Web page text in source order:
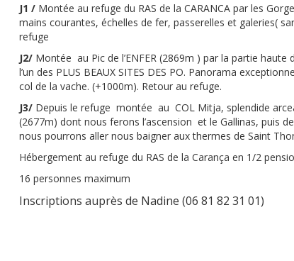
J1 /Montée au refuge du RAS de la CARANCA par les
mains courantes, échelles de fer, passerelles et galeries(
refuge
J2/ Montée au Pic de l’ENFER (2869m ) par la partie haute
l’un des PLUS BEAUX SITES DES PO. Panorama
col de la vache. (+1000m). Retour au refuge.
J3/Depuis le refuge montée au COL Mitja, splendide
(2677m) dont nous ferons l’ascension et le Gallinas, puis
nous pourrons aller nous baigner aux thermes de Saint
Hébergement au refuge du RAS de la Carança en 1/2
16 personnes maximum
Inscriptions auprès de Nadine (06 81 82 31 01)